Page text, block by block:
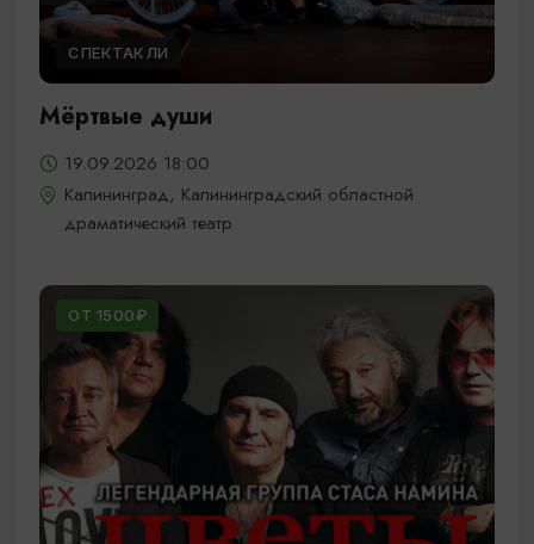
СПЕКТАКЛИ
Мёртвые души
19.09.2026 18:00
Калининград, Калининградский областной
драматический театр
ОТ 1500₽